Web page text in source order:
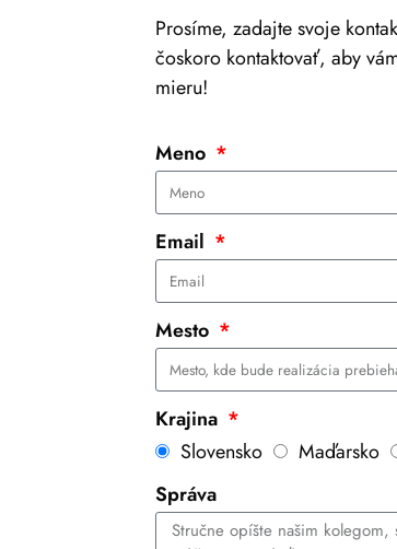
Prosíme, zadajte svoje
čoskoro kontaktovať, aby
mieru!
Meno
Email
Mesto
Krajina
Slovensko
Maďarsko
Správa